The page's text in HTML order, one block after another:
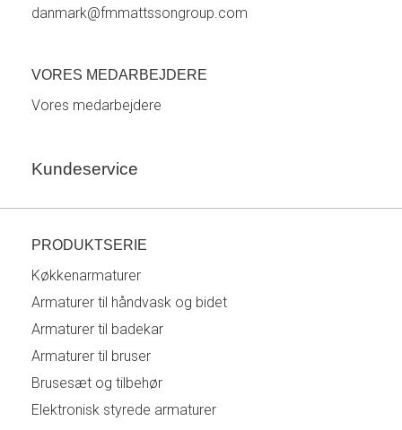
danmark@fmmattssongroup.com
VORES MEDARBEJDERE
Vores medarbejdere
Kundeservice
PRODUKTSERIE
Køkkenarmaturer
Armaturer til håndvask og bidet
Armaturer til badekar
Armaturer til bruser
Brusesæt og tilbehør
Elektronisk styrede armaturer